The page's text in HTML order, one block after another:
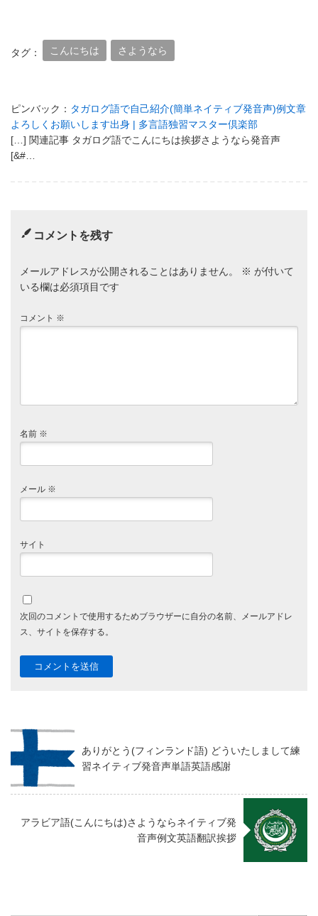
タグ： こんにちは さようなら
ピンバック： タガログ語で自己紹介(簡単ネイティブ発音声)例文章
よろしくお願いします出身 | 多言語独習マスター倶楽部
[…] 関連記事 タガログ語でこんにちは挨拶さようなら発音声
[&#…
コメントを残す
メールアドレスが公開されることはありません。 ※ が付いて
いる欄は必須項目です
コメント ※
名前 ※
メール ※
サイト
次回のコメントで使用するためブラウザーに自分の名前、メールアドレ
ス、サイトを保存する。
ありがとう(フィンランド語) どういたしまして練
習ネイティブ発音声単語英語感謝
アラビア語(こんにちは)さようならネイティブ発
音声例文英語翻訳挨拶